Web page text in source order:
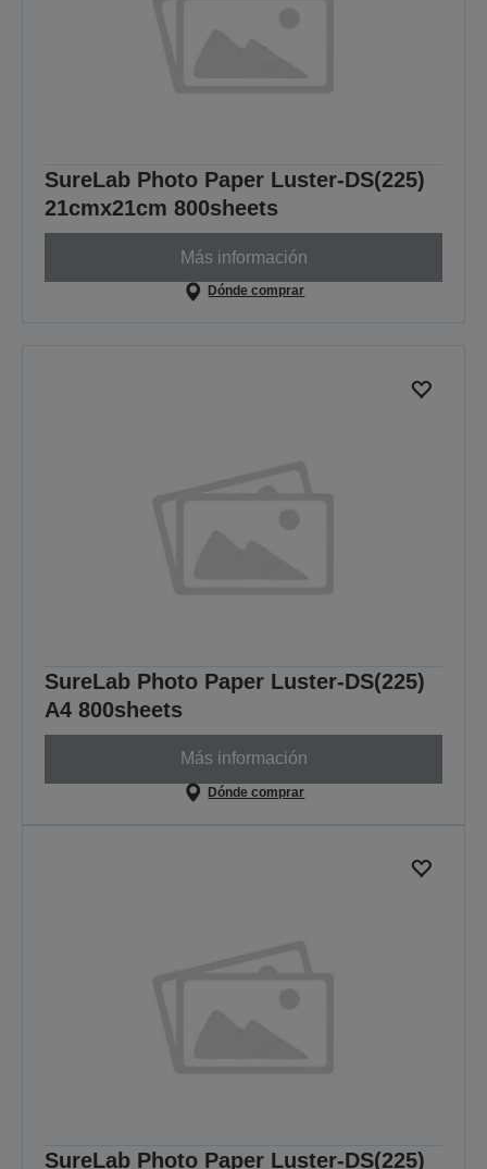
SureLab Photo Paper Luster-DS(225)
21cmx21cm 800sheets
Más información
Dónde comprar
SureLab Photo Paper Luster-DS(225)
A4 800sheets
Más información
Dónde comprar
SureLab Photo Paper Luster-DS(225)